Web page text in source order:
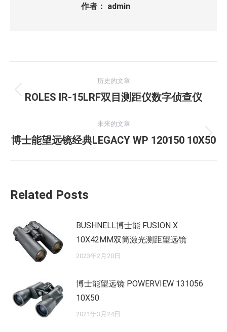
作者： admin
章
航
历史的文章
历
的
文
ROLES IR-15LRF双目测距仪数字侦查仪
未来的文章
未
博士能望远镜经典LEGACY WP 120150 10X50
Related Posts
BUSHNELL博士能 FUSION X
10X42MM双筒激光测距望远镜
2023年2月20日
博士能望远镜 POWERVIEW 131056
10X50
2021年3月24日